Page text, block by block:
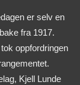
er selv en
fra 1917.
oppfordringen
Kjell Lunde